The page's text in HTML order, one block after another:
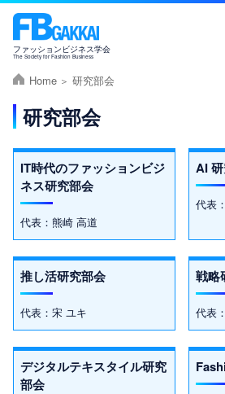
ファッションビジネス学会
The Society for Fashion Business
Home 研究部会
研究部会
IT時代のファッションビジ
ネス研究部会
代表：熊崎 高道
AI
代表
推し活研究部会
代表：宋 ユキ
戦略
代表
デジタルテキスタイル研究
部会